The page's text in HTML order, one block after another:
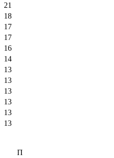
21
18
17
17
16
14
13
13
13
13
13
13
П